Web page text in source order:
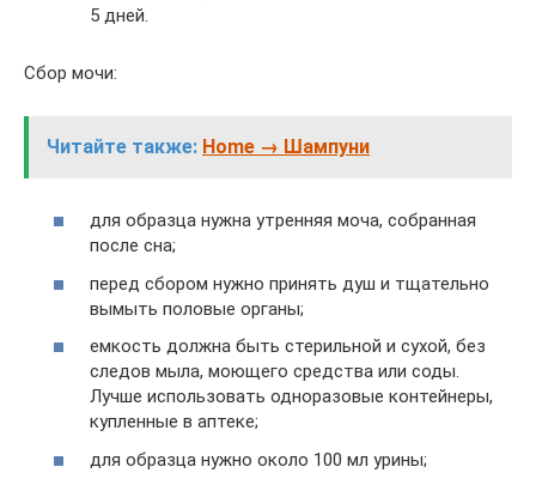
5 дней.
Сбор мочи:
Читайте также: Home → Шампуни
для образца нужна утренняя моча, собранная
после сна;
перед сбором нужно принять душ и тщательно
вымыть половые органы;
емкость должна быть стерильной и сухой, без
следов мыла, моющего средства или соды.
Лучше использовать одноразовые контейнеры,
купленные в аптеке;
для образца нужно около 100 мл урины;